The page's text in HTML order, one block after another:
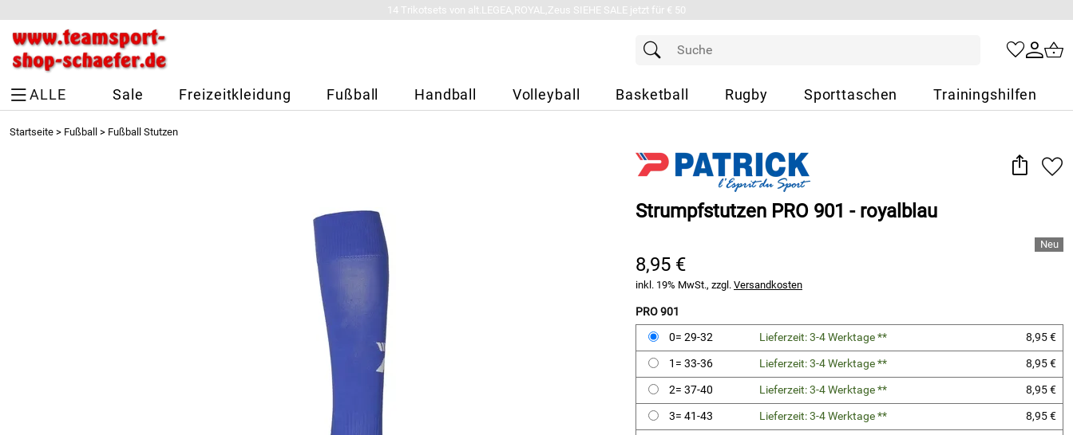
14 Trikotsets von alt.LEGEA,ROYAL,Zeus SIEHE SALE jetzt für € 50
ALLE Sale Freizeitkleidung Fußball Handball Volleyball Basketball Rugby Sporttaschen Trainingshilfen
Startseite > Fußball > Fußball Stutzen
Strumpfstutzen PRO 901 - royalblau
8,95 €
inkl. 19% MwSt., zzgl. Versandkosten
PRO 901
0= 29-32
Lieferzeit: 3-4 Werktage **
8,95 €
1= 33-36
Lieferzeit: 3-4 Werktage **
8,95 €
2= 37-40
Lieferzeit: 3-4 Werktage **
8,95 €
3= 41-43
Lieferzeit: 3-4 Werktage **
8,95 €